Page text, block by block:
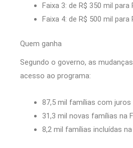
Faixa 3: de R$ 350 mil para
Faixa 4: de R$ 500 mil para
Quem ganha
Segundo o governo, as
acesso ao programa:
87,5 mil famílias com juros
31,3 mil novas famílias na
8,2 mil famílias incluídas na